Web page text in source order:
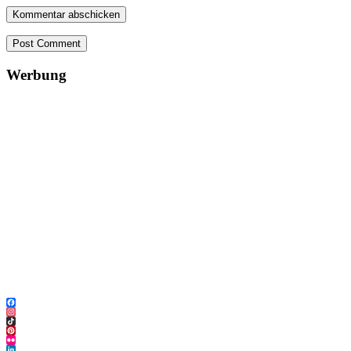
Post Comment
Werbung
Facebook
Instagram
TikTok
Pinterest